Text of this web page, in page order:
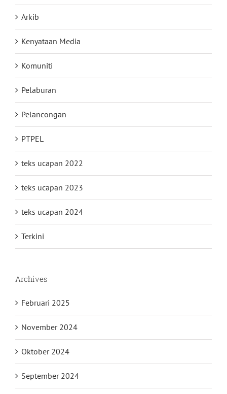
Arkib
Kenyataan Media
Komuniti
Pelaburan
Pelancongan
PTPEL
teks ucapan 2022
teks ucapan 2023
teks ucapan 2024
Terkini
Archives
Februari 2025
November 2024
Oktober 2024
September 2024